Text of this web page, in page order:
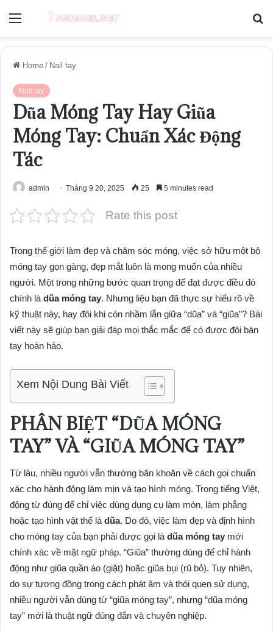
Menu
Home / Nail tay
Nail tay
Dũa Móng Tay Hay Giũa
Móng Tay: Chuẩn Xác Động
Tác
admin Tháng 9 20, 2025 25 5 minutes read
Rate this post
Trong thế giới làm đẹp và chăm sóc móng, việc sở hữu một bộ
móng tay gọn gàng, đẹp mắt luôn là mong muốn của nhiều
người. Một trong những bước quan trọng để đạt được điều đó
chính là dũa móng tay. Nhưng liệu bạn đã thực sự hiểu rõ về
kỹ thuật này, hay đôi khi còn nhầm lẫn giữa “dũa” và “giũa”? Bài
viết này sẽ giúp bạn giải đáp mọi thắc mắc để có được đôi bàn
tay hoàn hảo.
Xem Nội Dung Bài Viết
PHÂN BIỆT “DŨA MÓNG
TAY” VÀ “GIŨA MÓNG TAY”
Từ lâu, nhiều người vẫn thường băn khoăn về cách gọi chuẩn
xác cho hành động làm mịn và tạo hình móng. Trong tiếng Việt,
động từ đúng để chỉ việc dùng dụng cụ làm mòn, làm phẳng
hoặc tạo hình vật thể là dũa. Do đó, việc làm đẹp và định hình
cho móng tay của bạn phải được gọi là dũa móng tay mới
chính xác về mặt ngữ pháp. “Giũa” thường dùng để chỉ hành
động như giũa quần áo (giặt) hoặc giũa bụi (rũ bỏ). Tuy nhiên,
do sự tương đồng trong cách phát âm và thói quen sử dụng,
nhiều người vẫn dùng từ “giũa móng tay”, nhưng “dũa móng
tay” mới là thuật ngữ đúng đắn và chuyên nghiệp.